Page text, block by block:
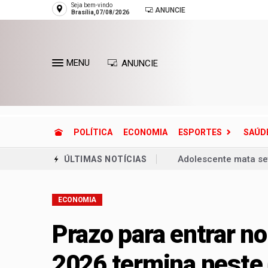
Seja bem-vindo
Brasília,07/08/2026
ANUNCIE
MENU ANUNCIE
POLÍTICA ECONOMIA ESPORTES
ÚLTIMAS NOTÍCIAS
Adolescente mata
Dívida pública
Defesa Civil
ECONOMIA
Prazo para entrar